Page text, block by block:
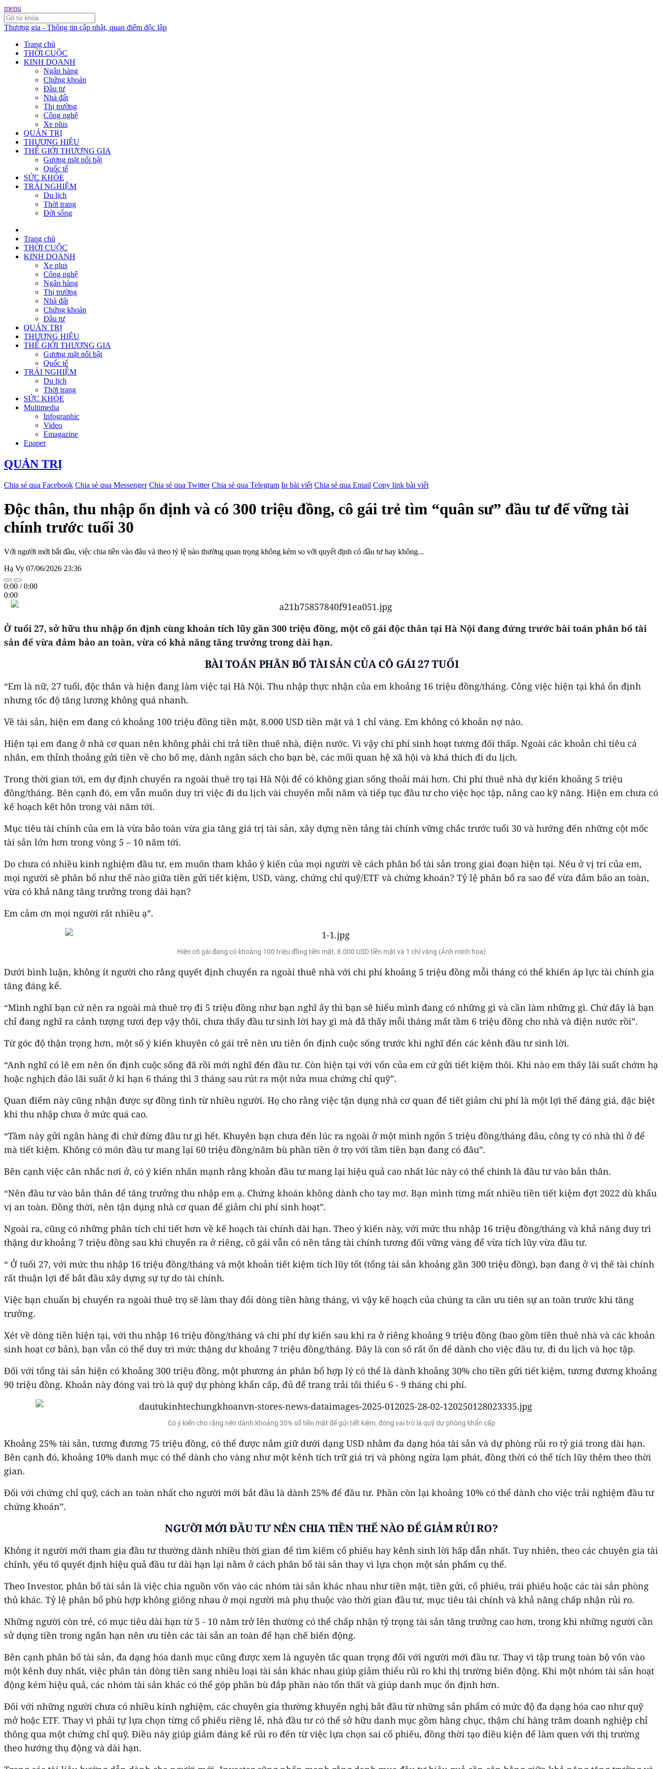
menu
Thương gia - Thông tin cập nhật, quan điểm độc lập
Trang chủ
THỜI CUỘC
KINH DOANH
Ngân hàng
Chứng khoán
Đầu tư
Nhà đất
Thị trường
Công nghệ
Xe plus
QUẢN TRỊ
THƯƠNG HIỆU
THẾ GIỚI THƯƠNG GIA
Gương mặt nổi bật
Quốc tế
SỨC KHỎE
TRẢI NGHIỆM
Du lịch
Thời trang
Đời sống
Trang chủ
THỜI CUỘC
KINH DOANH
Xe plus
Công nghệ
Ngân hàng
Thị trường
Nhà đất
Chứng khoán
Đầu tư
QUẢN TRỊ
THƯƠNG HIỆU
THẾ GIỚI THƯƠNG GIA
Gương mặt nổi bật
Quốc tế
TRẢI NGHIỆM
Du lịch
Thời trang
SỨC KHỎE
Multimedia
Infographic
Video
Emagazine
Epaper
QUẢN TRỊ
Chia sẻ qua Facebook Chia sẻ qua Messenger Chia sẻ qua Twitter Chia sẻ qua Telegram In bài viết Chia sẻ qua Email Copy link bài viết
Độc thân, thu nhập ổn định và có 300 triệu đồng, cô gái trẻ tìm “quân sư” đầu tư để vững tài
chính trước tuổi 30
Với người mới bắt đầu, việc chia tiền vào đâu và theo tỷ lệ nào thường quan trọng không kém so với quyết định có đầu tư hay không...
Hạ Vy 07/06/2026 23:36
0:00 /0:00
0:00
Ở tuổi 27, sở hữu thu nhập ổn định cùng khoản tích lũy gần 300 triệu đồng, một cô gái độc thân tại Hà Nội đang đứng trước bài toán phân bổ tài
sản để vừa đảm bảo an toàn, vừa có khả năng tăng trưởng trong dài hạn.
BÀI TOÁN PHÂN BỔ TÀI SẢN CỦA CÔ GÁI 27 TUỔI
“Em là nữ, 27 tuổi, độc thân và hiện đang làm việc tại Hà Nội. Thu nhập thực nhận của em khoảng 16 triệu đồng/tháng. Công việc hiện tại khá ổn định
nhưng tốc độ tăng lương không quá nhanh.
Về tài sản, hiện em đang có khoảng 100 triệu đồng tiền mặt, 8.000 USD tiền mặt và 1 chỉ vàng. Em không có khoản nợ nào.
Hiện tại em đang ở nhà cơ quan nên không phải chi trả tiền thuê nhà, điện nước. Vì vậy chi phí sinh hoạt tương đối thấp. Ngoài các khoản chi tiêu cá
nhân, em thỉnh thoảng gửi tiền về cho bố mẹ, dành ngân sách cho bạn bè, các mối quan hệ xã hội và khá thích đi du lịch.
Trong thời gian tới, em dự định chuyển ra ngoài thuê trọ tại Hà Nội để có không gian sống thoải mái hơn. Chi phí thuê nhà dự kiến khoảng 5 triệu
đồng/tháng. Bên cạnh đó, em vẫn muốn duy trì việc đi du lịch vài chuyến mỗi năm và tiếp tục đầu tư cho việc học tập, nâng cao kỹ năng. Hiện em chưa có
kế hoạch kết hôn trong vài năm tới.
Mục tiêu tài chính của em là vừa bảo toàn vừa gia tăng giá trị tài sản, xây dựng nền tảng tài chính vững chắc trước tuổi 30 và hướng đến những cột mốc
tài sản lớn hơn trong vòng 5 – 10 năm tới.
Do chưa có nhiều kinh nghiệm đầu tư, em muốn tham khảo ý kiến của mọi người về cách phân bổ tài sản trong giai đoạn hiện tại. Nếu ở vị trí của em,
mọi người sẽ phân bổ như thế nào giữa tiền gửi tiết kiệm, USD, vàng, chứng chỉ quỹ/ETF và chứng khoán? Tỷ lệ phân bổ ra sao để vừa đảm bảo an toàn,
vừa có khả năng tăng trưởng trong dài hạn?
Em cảm ơn mọi người rất nhiều ạ”.
Hiện cô gái đang có khoảng 100 triệu đồng tiền mặt, 8.000 USD tiền mặt và 1 chỉ vàng (Ảnh minh họa)
Dưới bình luận, không ít người cho rằng quyết định chuyển ra ngoài thuê nhà với chi phí khoảng 5 triệu đồng mỗi tháng có thể khiến áp lực tài chính gia
tăng đáng kể.
“Mình nghĩ bạn cứ nên ra ngoài mà thuê trọ đi 5 triệu đồng như bạn nghĩ ấy thì bạn sẽ hiểu mình đang có những gì và cần làm những gì. Chứ đây là bạn
chỉ đang nghĩ ra cảnh tượng tươi đẹp vậy thôi, chưa thấy đầu tư sinh lời hay gì mà đã thấy mỗi tháng mất tầm 6 triệu đồng cho nhà và điện nước rồi”.
Từ góc độ thận trọng hơn, một số ý kiến khuyên cô gái trẻ nên ưu tiên ổn định cuộc sống trước khi nghĩ đến các kênh đầu tư sinh lời.
“Anh nghĩ có lẽ em nên ổn định cuộc sống đã rồi mới nghĩ đến đầu tư. Còn hiện tại với vốn của em cứ gửi tiết kiệm thôi. Khi nào em thấy lãi suất chớm hạ
hoặc nghịch đảo lãi suất ở kì hạn 6 tháng thì 3 tháng sau rút ra một nửa mua chứng chỉ quỹ”.
Quan điểm này cũng nhận được sự đồng tình từ nhiều người. Họ cho rằng việc tận dụng nhà cơ quan để tiết giảm chi phí là một lợi thế đáng giá, đặc biệt
khi thu nhập chưa ở mức quá cao.
“Tầm này gửi ngân hàng đi chứ đừng đầu tư gì hết. Khuyên bạn chưa đến lúc ra ngoài ở một mình ngốn 5 triệu đồng/tháng đâu, công ty có nhà thì ở để
mà tiết kiệm. Không có món đầu tư mang lại 60 triệu đồng/năm bù phần tiền ở trọ với tầm tiền bạn đang có đâu”.
Bên cạnh việc cân nhắc nơi ở, có ý kiến nhấn mạnh rằng khoản đầu tư mang lại hiệu quả cao nhất lúc này có thể chính là đầu tư vào bản thân.
“Nên đầu tư vào bản thân để tăng trưởng thu nhập em ạ. Chứng khoán không dành cho tay mơ. Bạn mình từng mất nhiều tiền tiết kiệm đợt 2022 dù khẩu
vị an toàn. Đồng thời, nên tận dụng nhà cơ quan để giảm chi phí sinh hoạt”.
Ngoài ra, cũng có những phân tích chi tiết hơn về kế hoạch tài chính dài hạn. Theo ý kiến này, với mức thu nhập 16 triệu đồng/tháng và khả năng duy trì
thặng dư khoảng 7 triệu đồng sau khi chuyển ra ở riêng, cô gái vẫn có nền tảng tài chính tương đối vững vàng để vừa tích lũy vừa đầu tư.
“ Ở tuổi 27, với mức thu nhập 16 triệu đồng/tháng và một khoản tiết kiệm tích lũy tốt (tổng tài sản khoảng gần 300 triệu đồng), bạn đang ở vị thế tài chính
rất thuận lợi để bắt đầu xây dựng sự tự do tài chính.
Việc bạn chuẩn bị chuyển ra ngoài thuê trọ sẽ làm thay đổi dòng tiền hàng tháng, vì vậy kế hoạch của chúng ta cần ưu tiên sự an toàn trước khi tăng
trưởng.
Xét về dòng tiền hiện tại, với thu nhập 16 triệu đồng/tháng và chi phí dự kiến sau khi ra ở riêng khoảng 9 triệu đồng (bao gồm tiền thuê nhà và các khoản
sinh hoạt cơ bản), bạn vẫn có thể duy trì mức thặng dư khoảng 7 triệu đồng/tháng. Đây là con số rất ổn để dành cho việc đầu tư, đi du lịch và học tập.
Đối với tổng tài sản hiện có khoảng 300 triệu đồng, một phương án phân bổ hợp lý có thể là dành khoảng 30% cho tiền gửi tiết kiệm, tương đương khoảng
90 triệu đồng. Khoản này đóng vai trò là quỹ dự phòng khẩn cấp, đủ để trang trải tối thiểu 6 - 9 tháng chi phí.
Có ý kiến cho rằng nên dành khoảng 30% số tiền mặt để gửi tiết kiệm, đóng vai trò là quỹ dự phòng khẩn cấp
Khoảng 25% tài sản, tương đương 75 triệu đồng, có thể được nắm giữ dưới dạng USD nhằm đa dạng hóa tài sản và dự phòng rủi ro tỷ giá trong dài hạn.
Bên cạnh đó, khoảng 10% danh mục có thể dành cho vàng như một kênh tích trữ giá trị và phòng ngừa lạm phát, đồng thời có thể tích lũy thêm theo thời
gian.
Đối với chứng chỉ quỹ, cách an toàn nhất cho người mới bắt đầu là dành 25% để đầu tư. Phần còn lại khoảng 10% có thể dành cho việc trải nghiệm đầu tư
chứng khoán”.
NGƯỜI MỚI ĐẦU TƯ NÊN CHIA TIỀN THẾ NÀO ĐỂ GIẢM RỦI RO?
Không ít người mới tham gia đầu tư thường dành nhiều thời gian để tìm kiếm cổ phiếu hay kênh sinh lời hấp dẫn nhất. Tuy nhiên, theo các chuyên gia tài
chính, yếu tố quyết định hiệu quả đầu tư dài hạn lại nằm ở cách phân bổ tài sản thay vì lựa chọn một sản phẩm cụ thể.
Theo Investor, phân bổ tài sản là việc chia nguồn vốn vào các nhóm tài sản khác nhau như tiền mặt, tiền gửi, cổ phiếu, trái phiếu hoặc các tài sản phòng
thủ khác. Tỷ lệ phân bổ phù hợp không giống nhau ở mọi người mà phụ thuộc vào thời gian đầu tư, mục tiêu tài chính và khả năng chấp nhận rủi ro.
Những người còn trẻ, có mục tiêu dài hạn từ 5 - 10 năm trở lên thường có thể chấp nhận tỷ trọng tài sản tăng trưởng cao hơn, trong khi những người cần
sử dụng tiền trong ngắn hạn nên ưu tiên các tài sản an toàn để hạn chế biến động.
Bên cạnh phân bổ tài sản, đa dạng hóa danh mục cũng được xem là nguyên tắc quan trọng đối với người mới đầu tư. Thay vì tập trung toàn bộ vốn vào
một kênh duy nhất, việc phân tán dòng tiền sang nhiều loại tài sản khác nhau giúp giảm thiểu rủi ro khi thị trường biến động. Khi một nhóm tài sản hoạt
động kém hiệu quả, các nhóm tài sản khác có thể góp phần bù đắp phần nào tổn thất và giúp danh mục ổn định hơn.
Đối với những người chưa có nhiều kinh nghiệm, các chuyên gia thường khuyến nghị bắt đầu từ những sản phẩm có mức độ đa dạng hóa cao như quỹ
mở hoặc ETF. Thay vì phải tự lựa chọn từng cổ phiếu riêng lẻ, nhà đầu tư có thể sở hữu danh mục gồm hàng chục, thậm chí hàng trăm doanh nghiệp chỉ
thông qua một chứng chỉ quỹ. Điều này giúp giảm đáng kể rủi ro đến từ việc lựa chọn sai cổ phiếu, đồng thời tạo điều kiện để làm quen với thị trường
theo hướng thụ động và dài hạn.